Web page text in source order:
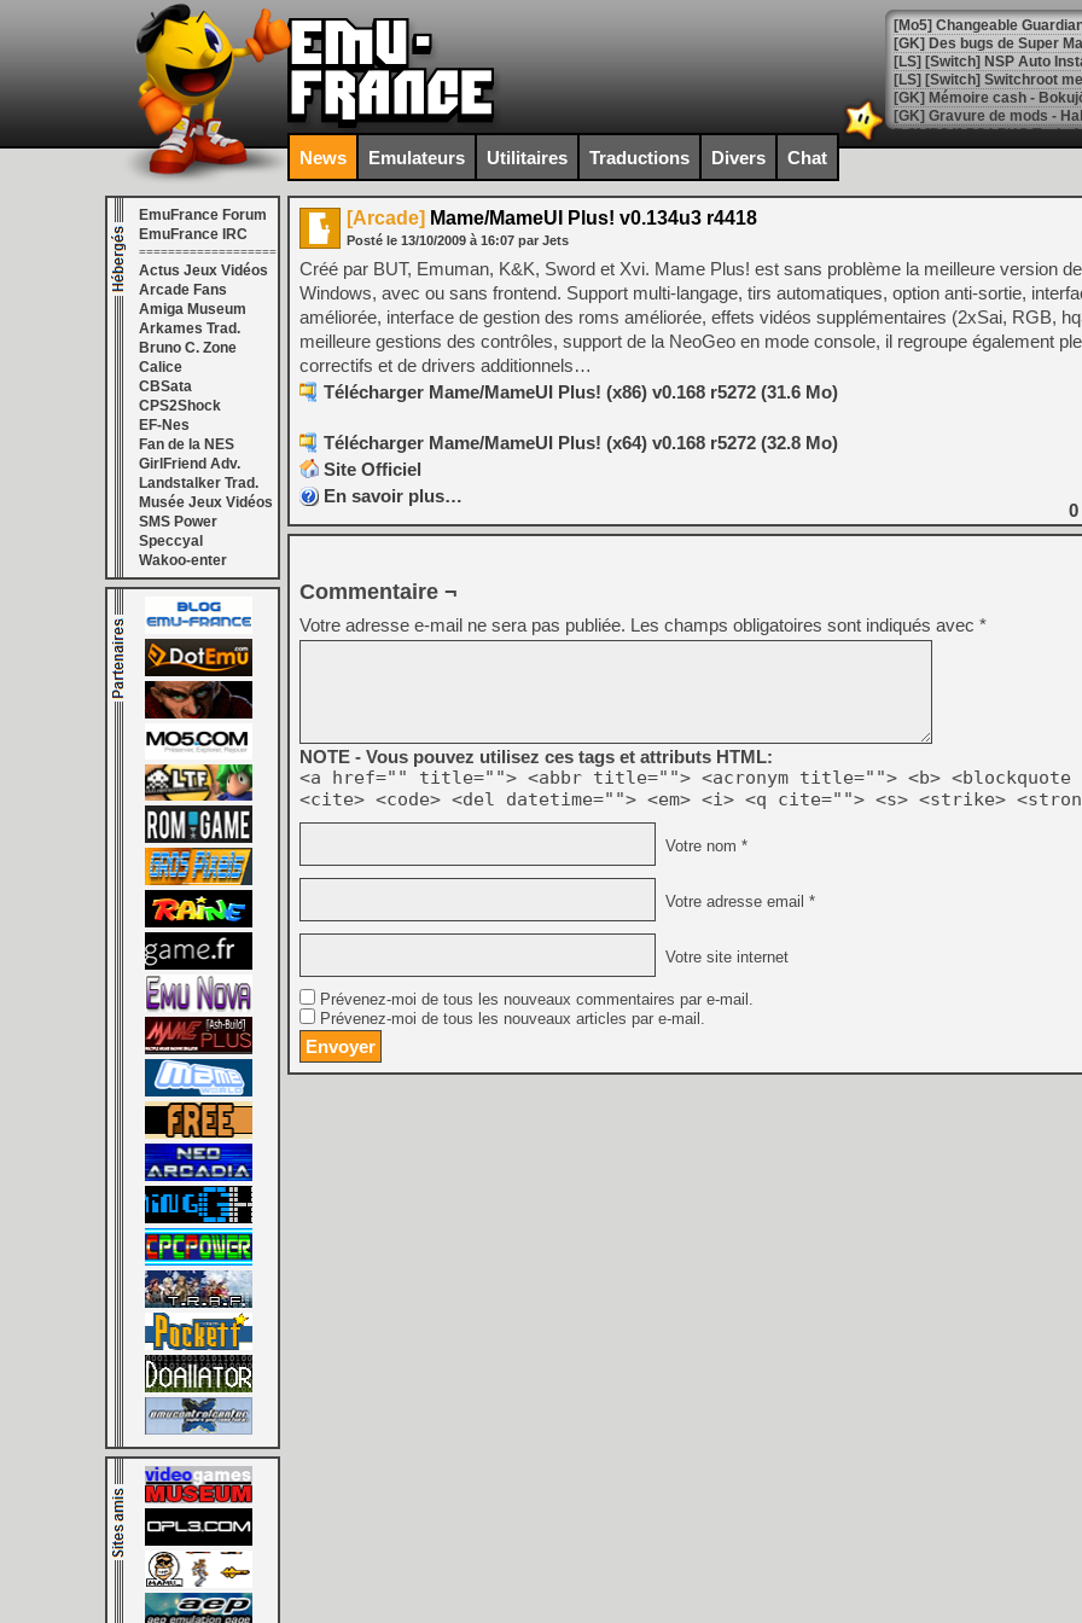
[Mo5] Changeable
[GK] Des bugs de Super
[LS] [Switch] NSP Auto
[GK] La saga horrifique
[GK] Le portage de Super
[Mo5] Le jeu de course
[GK] Guillermo del Toro
[LTF] Eté 2026 - Séquence
[GK] Mistfall Hunter : déjà
[GK] Wo Long 2 évolue
[GK] Crossfire : un TPS à
[LS] [PS5] Premiers
[Mo5] DOOM arrive en
[GK] Roblox : l'action en
[GK] Agenda - GeForce
[LS] [PS5] ps5-y2jb-
[GK] Pourquoi Marvel
[GK] Test : Restory : Chill
[GK] GTA 6 : Rockstar
[GK] Hot Wheels Infinite
[GK] Mémoire cash -
[GK] Résultats Nintendo :
[GK] Déjà des
[GK] "Vous ne serez
News Emulateurs Utilitaires Traductions Divers Chat
EmuFrance Forum
EmuFrance IRC
===================
Actus Jeux Vidéos
Arcade Fans
Amiga Museum
Arkames Trad.
Bruno C. Zone
Calice
CBSata
CPS2Shock
EF-Nes
Fan de la NES
GirlFriend Adv.
Landstalker Trad.
Musée Jeux Vidéos
SMS Power
Speccyal
Wakoo-enter
[Arcade] Mame/MameUI Plus! v0.134u3 r4418
Posté le 13/10/2009 à 16:07 par Jets
Créé par BUT, Emuman, K&K, Sword et Xvi. Mame Plus! est sans problème la meilleure version
Windows, avec ou sans frontend. Support multi-langage, tirs automatiques, option anti-sortie,
améliorée, interface de gestion des roms améliorée, effets vidéos supplémentaires (2xSai, RGB,
meilleure gestions des contrôles, support de la NeoGeo en mode console, il regroupe également
correctifs et de drivers additionnels…
Télécharger Mame/MameUI Plus! (x86) v0.168 r5272 (31.6 Mo)
Télécharger Mame/MameUI Plus! (x64) v0.168 r5272 (32.8 Mo)
Site Officiel
En savoir plus…
0
Commentaire ¬
Votre adresse e-mail ne sera pas publiée. Les champs obligatoires sont indiqués avec *
NOTE - Vous pouvez utilisez ces tags et attributs HTML:
<a href="" title=""> <abbr title=""> <acronym title=""> <b> <blockquote
<cite> <code> <del datetime=""> <em> <i> <q cite=""> <s> <strike>
Votre nom *
Votre adresse email *
Votre site internet
Prévenez-moi de tous les nouveaux commentaires par e-mail.
Prévenez-moi de tous les nouveaux articles par e-mail.